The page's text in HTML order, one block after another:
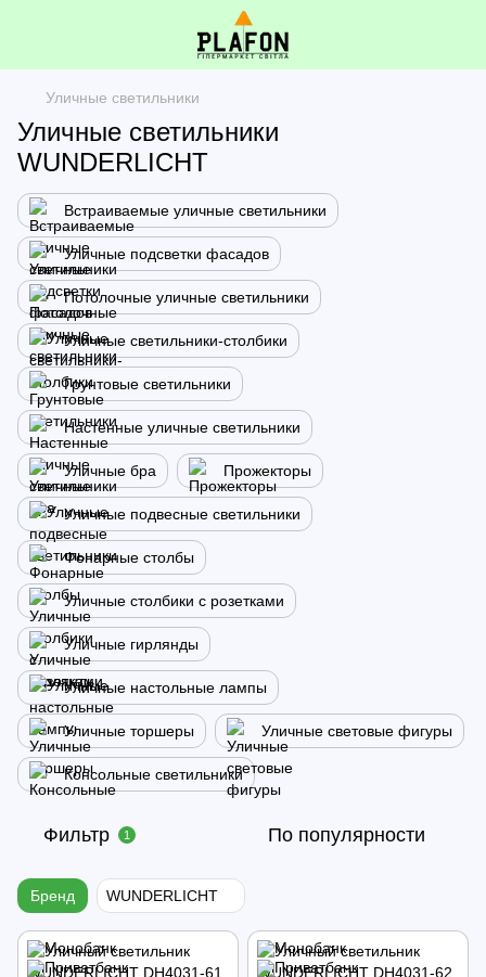
Уличные светильники
Уличные светильники
WUNDERLICHT
Встраиваемые уличные светильники
Уличные подсветки фасадов
Потолочные уличные светильники
Уличные светильники-столбики
Грунтовые светильники
Настенные уличные светильники
Уличные бра Прожекторы
Уличные подвесные светильники
Фонарные столбы
Уличные столбики с розетками
Уличные гирлянды
Уличные настольные лампы
Уличные торшеры Уличные световые фигуры
Консольные светильники
Фильтр 1 По популярности
Бренд WUNDERLICHT